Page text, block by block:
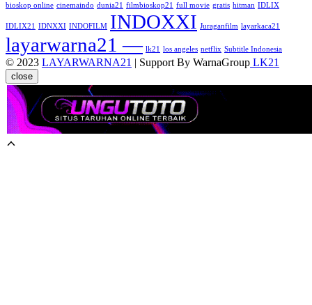
bioskop online cinemaindo dunia21 filmbioskop21 full movie gratis hitman IDLIX
IDLIX21 IDNXXI INDOFILM INDOXXI Juraganfilm layarkaca21
layarwarna21 — lk21 los angeles netflix Subtitle Indonesia
© 2023 LAYARWARNA21 | Support By WarnaGroup LK21
close